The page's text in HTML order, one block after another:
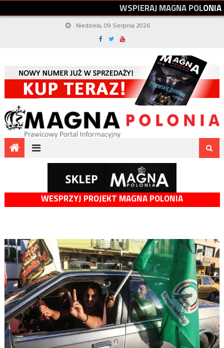
WSPIERAJMAGNAPOLONIA
Niedziela, 09 Sierpnia 2026
WESPRZYJ PROJEKT MAGNA POLONIA